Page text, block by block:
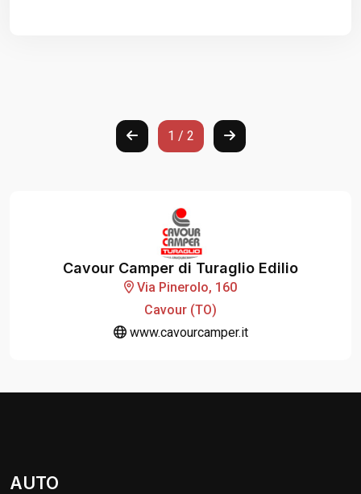
1 / 2
Cavour Camper di Turaglio Edilio
Via Pinerolo, 160
Cavour (TO)
www.cavourcamper.it
AUTO